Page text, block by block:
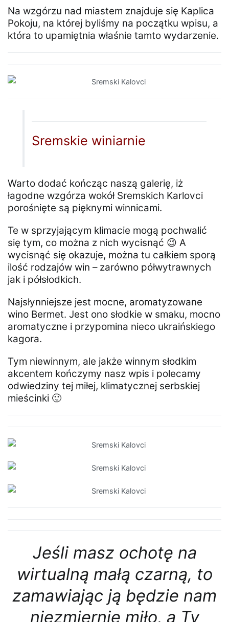
Na wzgórzu nad miastem znajduje się Kaplica
Pokoju, na której byliśmy na początku wpisu, a
która to upamiętnia właśnie tamto wydarzenie.
Sremskie winiarnie
Warto dodać kończąc naszą galerię, iż
łagodne wzgórza wokół Sremskich Karlovci
porośnięte są pięknymi winnicami.
Te w sprzyjającym klimacie mogą pochwalić
się tym, co można z nich wycisnąć 😉 A
wycisnąć się okazuje, można tu całkiem sporą
ilość rodzajów win – zarówno półwytrawnych
jak i półsłodkich.
Najsłynniejsze jest mocne, aromatyzowane
wino Bermet. Jest ono słodkie w smaku, mocno
aromatyczne i przypomina nieco ukraińskiego
kagora.
Tym niewinnym, ale jakże winnym słodkim
akcentem kończymy nasz wpis i polecamy
odwiedziny tej miłej, klimatycznej serbskiej
mieścinki 🙂
Jeśli masz ochotę na
wirtualną małą czarną, to
zamawiając ją będzie nam
niezmiernie miło, a Ty